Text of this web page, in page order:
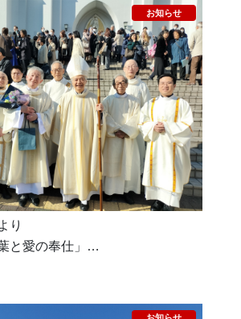
より
と愛の奉仕」
身助祭に叙階されて～